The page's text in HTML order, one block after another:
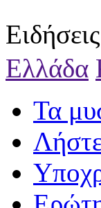
Ελλάδα
Τα